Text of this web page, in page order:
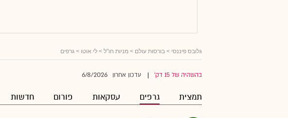
גלובס פיננסי > בורסות עולם > מניות חו"ל > לי אוטו > גרפים
בהשהיה של 15 דק' עדכון אחרון 6/8/2026
תמצית גרפים עסקאות פורום חדשות